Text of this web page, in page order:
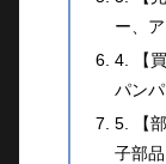
ー、
4. 【
パン
5. 【
子部